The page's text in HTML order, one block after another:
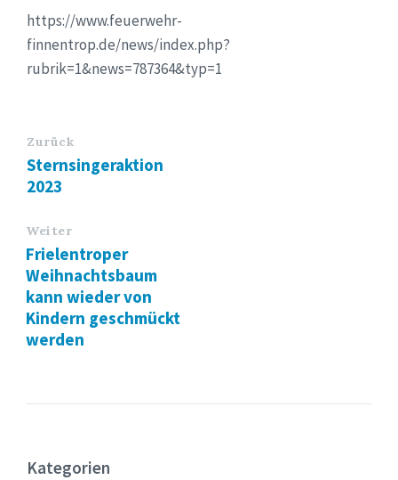
https://www.feuerwehr-
finnentrop.de/news/index.php?
rubrik=1&news=787364&typ=1
Zurück
Sternsingeraktion
2023
Weiter
Frielentroper
Weihnachtsbaum
kann wieder von
Kindern geschmückt
werden
Kategorien